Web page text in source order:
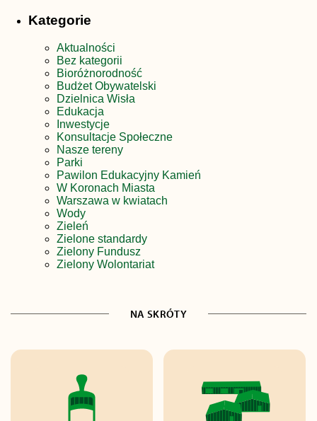
Kategorie
Aktualności
Bez kategorii
Bioróżnorodność
Budżet Obywatelski
Dzielnica Wisła
Edukacja
Inwestycje
Konsultacje Społeczne
Nasze tereny
Parki
Pawilon Edukacyjny Kamień
W Koronach Miasta
Warszawa w kwiatach
Wody
Zieleń
Zielone standardy
Zielony Fundusz
Zielony Wolontariat
NA SKRÓTY